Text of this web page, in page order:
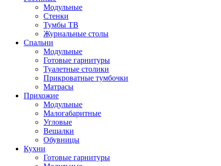
Модульные
Стенки
Тумбы ТВ
Журнальные столы
Спальни
Модульные
Готовые гарнитуры
Туалетные столики
Прикроватные тумбочки
Матрасы
Прихожие
Модульные
Малогабаритные
Угловые
Вешалки
Обувницы
Кухни
Готовые гарнитуры